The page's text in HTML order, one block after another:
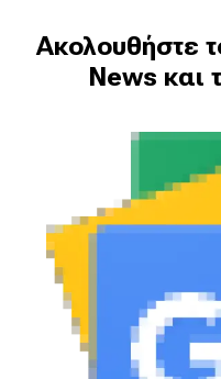
Ακολουθήστε
News και